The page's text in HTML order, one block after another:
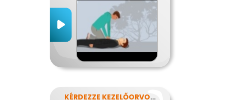
KÉRDEZZE KEZELŐORVOSÁT?